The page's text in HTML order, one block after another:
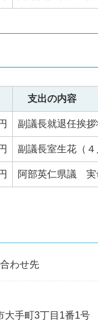
支出の内容
副議長就退任挨
副議長室生花（４
阿部英仁県議 実
わせ先
大手町3丁目1番1号